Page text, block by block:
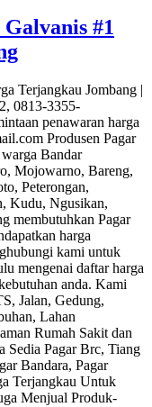
#1
Terjangkau Jombang |
0813-3355-
penawaran harga
Produsen Pagar
Bandar
Mojowarno, Bareng,
Peterongan,
Kudu, Ngusikan,
membutuhkan Pagar
harga
kami untuk
mengenai daftar harga
anda. Kami
Jalan, Gedung,
Lahan
Rumah Sakit dan
Sedia Pagar Brc, Tiang
Bandara, Pagar
Terjangkau Untuk
Menjual Produk-